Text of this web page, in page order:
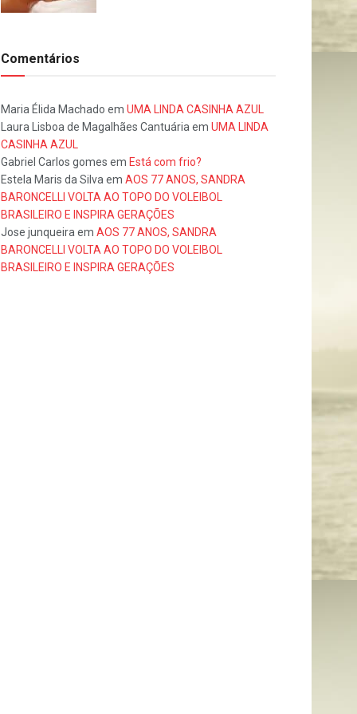
Comentários
Maria Élida Machado em UMA LINDA CASINHA AZUL
Laura Lisboa de Magalhães Cantuária em UMA LINDA
CASINHA AZUL
Gabriel Carlos gomes em Está com frio?
Estela Maris da Silva em AOS 77 ANOS, SANDRA
BARONCELLI VOLTA AO TOPO DO VOLEIBOL
BRASILEIRO E INSPIRA GERAÇÕES
Jose junqueira em AOS 77 ANOS, SANDRA
BARONCELLI VOLTA AO TOPO DO VOLEIBOL
BRASILEIRO E INSPIRA GERAÇÕES